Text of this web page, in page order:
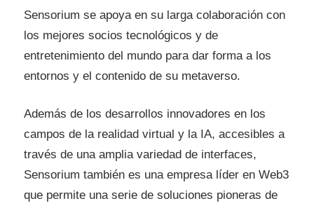
Sensorium se apoya en su larga colaboración con
los mejores socios tecnológicos y de
entretenimiento del mundo para dar forma a los
entornos y el contenido de su metaverso.
Además de los desarrollos innovadores en los
campos de la realidad virtual y la IA, accesibles a
través de una amplia variedad de interfaces,
Sensorium también es una empresa líder en Web3
que permite una serie de soluciones pioneras de